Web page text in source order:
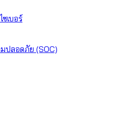
เบอร์
ปลอดภัย (SOC)